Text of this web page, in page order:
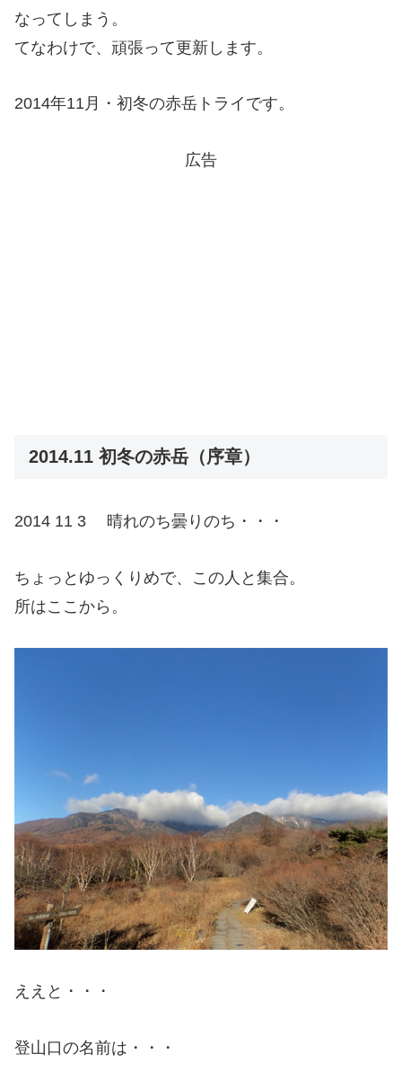
なってしまう。
てなわけで、頑張って更新します。
2014年11月・初冬の赤岳トライです。
広告
2014.11 初冬の赤岳（序章）
2014 11 3 晴れのち曇りのち・・・
ちょっとゆっくりめで、この人と集合。
所はここから。
ええと・・・
登山口の名前は・・・